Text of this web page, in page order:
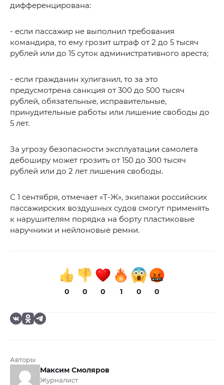
дифференцирована:
- если пассажир не выполнил требования
командира, то ему грозит штраф от 2 до 5 тысяч
рублей или до 15 суток административного ареста;
- если гражданин хулиганил, то за это
предусмотрена санкция от 300 до 500 тысяч
рублей, обязательные, исправительные,
принудительные работы или лишение свободы до
5 лет.
За угрозу безопасности эксплуатации самолета
дебоширу может грозить от 150 до 300 тысяч
рублей или до 2 лет лишения свободы.
С 1 сентября, отмечает «Т-Ж», экипажи российских
пассажирских воздушных судов смогут применять
к нарушителям порядка на борту пластиковые
наручники и нейлоновые ремни.
0 0 0 1 0 0
Авторы
Максим Смоляров
Журналист